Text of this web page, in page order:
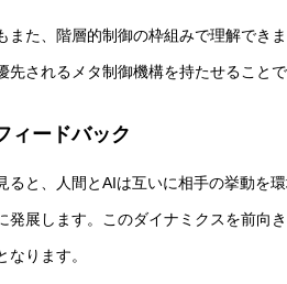
また、階層的制御の枠組みで理解でき
先されるメタ制御機構を持たせること
ィードバック
ると、人間とAIは互いに相手の挙動を
発展します。このダイナミクスを前向
ります。